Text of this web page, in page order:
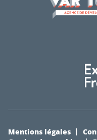
Mentions légales